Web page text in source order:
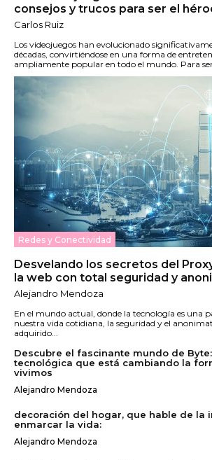
consejos y trucos para ser el
Carlos Ruiz
Los videojuegos han evolucionado
décadas, convirtiéndose en una forma de
ampliamente popular en todo el mundo. Para ser
Redes y Conectividad
Desvelando los secretos del
la web con total seguridad y
Alejandro Mendoza
En el mundo actual, donde la tecnología es una
nuestra vida cotidiana, la seguridad y el
adquirido...
Descubre el fascinante mundo de
tecnológica que está cambiando la
vivimos
Alejandro Mendoza
decoración del hogar, que hable de la
enmarcar la vida:
Alejandro Mendoza